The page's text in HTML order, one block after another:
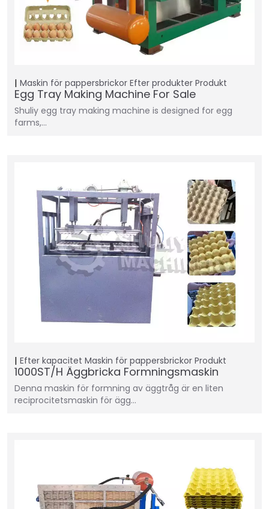
Maskin för pappersbrickor Efter produkter Produkt
Egg Tray Making Machine For Sale
Shuliy egg tray making machine is designed for egg
farms,…
Efter kapacitet Maskin för pappersbrickor Produkt
1000ST/H Äggbricka Formningsmaskin
Denna maskin för formning av äggtråg är en liten
reciprocitetsmaskin för ägg…